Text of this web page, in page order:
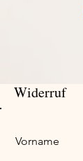
Widerruf
Vorname